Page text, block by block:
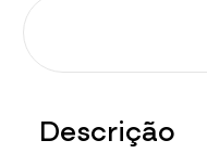
Descrição